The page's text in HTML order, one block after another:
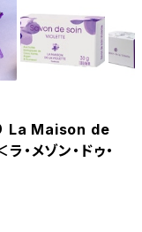
La Maison de
メゾン・ドゥ・